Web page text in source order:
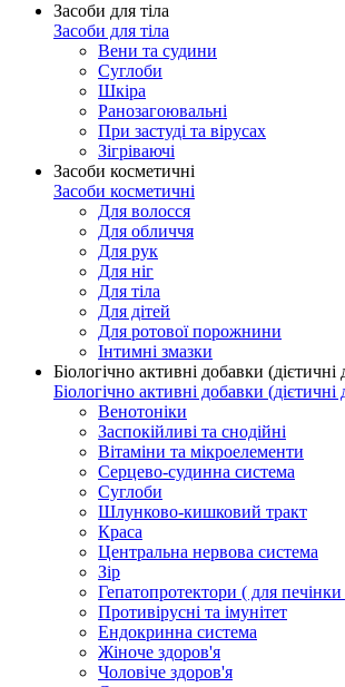
Засоби для тіла
Засоби для тіла
Вени та судини
Суглоби
Шкіра
Ранозагоювальні
При застуді та вірусах
Зігріваючі
Засоби косметичні
Засоби косметичні
Для волосся
Для обличчя
Для рук
Для ніг
Для тіла
Для дітей
Для ротової порожнини
Інтимні змазки
Біологічно активні добавки (дієтичні
Біологічно активні добавки (дієтичні
Венотоніки
Заспокійливі та снодійні
Вітаміни та мікроелементи
Серцево-судинна система
Суглоби
Шлунково-кишковий тракт
Краса
Центральна нервова система
Зір
Гепатопротектори ( для
Противірусні та імунітет
Ендокринна система
Жіноче здоров'я
Чоловіче здоров'я